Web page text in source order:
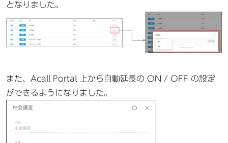
となりました。
また、Acall Portal 上から自動延長の ON / OFF の設定
ができるようになりました。